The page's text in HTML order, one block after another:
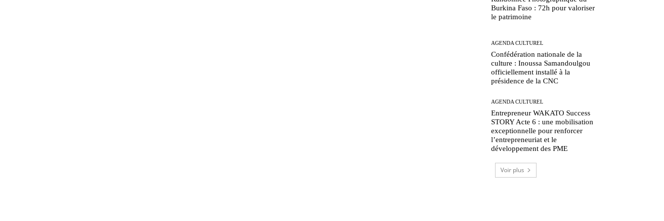
Burkina Faso : 72h pour valoriser
le patrimoine
AGENDA CULTUREL
Confédération nationale de la
culture : Inoussa Samandoulgou
officiellement installé à la
présidence de la CNC
AGENDA CULTUREL
Entrepreneur WAKATO Success
STORY Acte 6 : une mobilisation
exceptionnelle pour renforcer
l’entrepreneuriat et le
développement des PME
Voir plus